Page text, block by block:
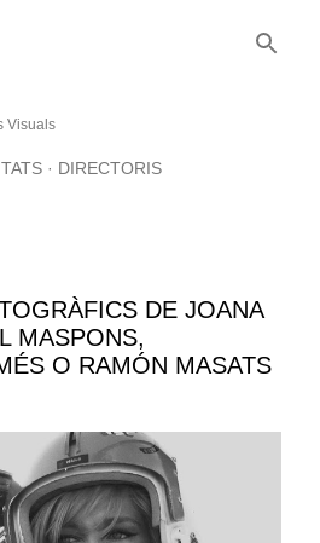
Visuals
DIRECTORIS
DE JOANA
MASPONS,
O RAMÓN MASATS